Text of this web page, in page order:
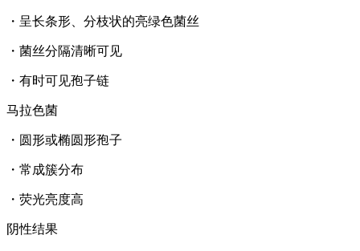
・呈长条形、分枝状的亮绿色菌丝
・菌丝分隔清晰可见
・有时可见孢子链
马拉色菌
・圆形或椭圆形孢子
・常成簇分布
・荧光亮度高
阴性结果